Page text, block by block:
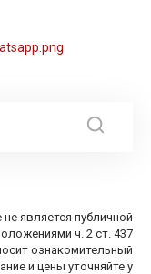
является публичной
ч. 2 ст. 437
ознакомительный
и цены уточняйте у